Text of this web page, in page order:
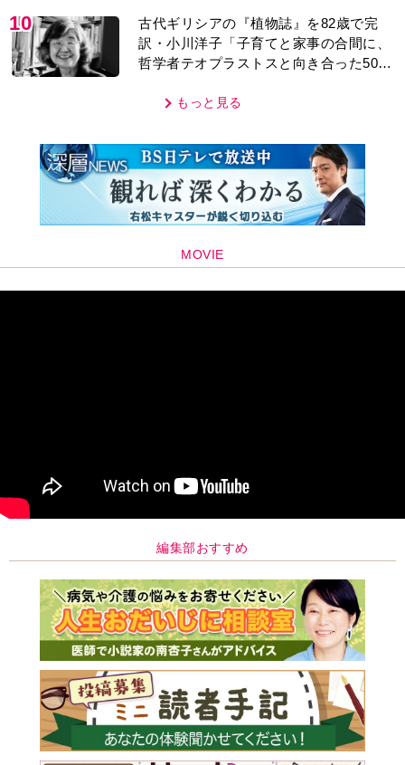
10
古代ギリシアの『植物誌』を82歳で完
訳・小川洋子「子育てと家事の合間に、
哲学者テオプラストスと向き合った50
もっと見る
MOVIE
編集部おすすめ